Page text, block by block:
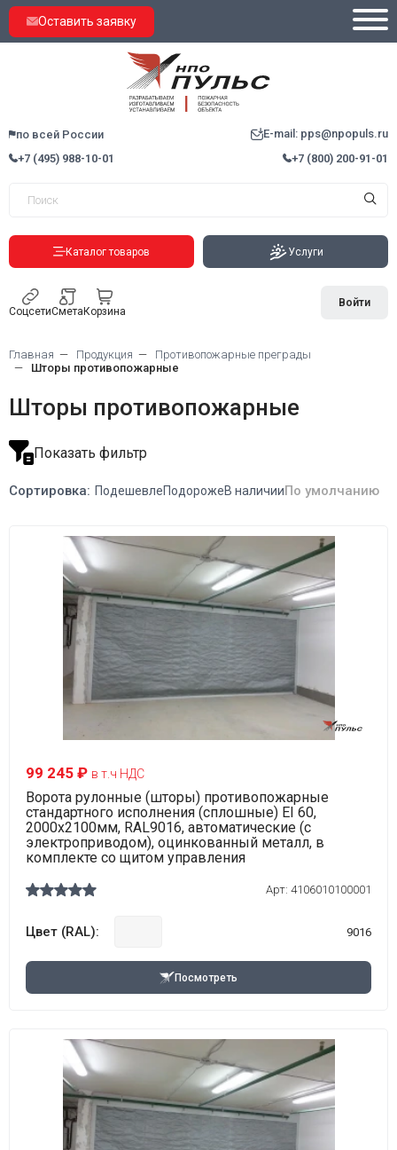
Оставить заявку
по всей России
E-mail: pps@npopuls.ru
+7 (495) 988-10-01
+7 (800) 200-91-01
Каталог товаров Услуги
СоцсетиСметаКорзина
Войти
Главная Продукция
Противопожарные преграды
Шторы противопожарные
Шторы противопожарные
Показать фильтр
Сортировка: ПодешевлеПодорожеВ наличииПо умолчанию
99 245 ₽ в т.ч НДС
Ворота рулонные (шторы) противопожарные
стандартного исполнения (сплошные) EI 60,
2000х2100мм, RAL9016, автоматические (с
электроприводом), оцинкованный металл, в
комплекте со щитом управления
Арт: 4106010100001
Цвет (RAL): 9016
Посмотреть